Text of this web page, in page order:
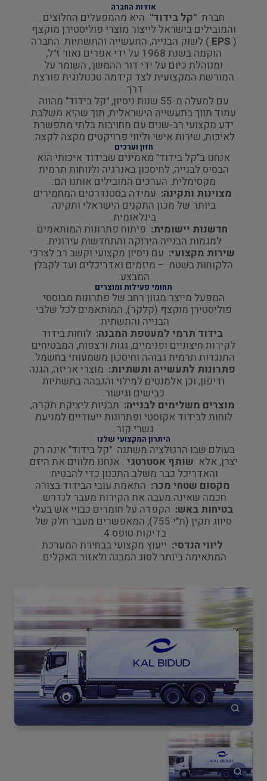
אודות החברה
חברת "קל בידוד" היא מהמפעלים החלוצים
והמובילים בישראל לייצור מוצרי פוליסטירן מוקצף
(
EPS ) לשוק הבנייה, התעשייה והתשתיות. החברה
הוקמה בשנת 1968 על ידי אפרים נאור ז"ל,
ומנוהלת כיום על ידי דור ההמשך, השומר על
המורשת המקצועית לצד קידמה טכנולוגית פורצת
דרך.
עם למעלה מ-55 שנות ניסיון, "קל בידוד" מהווה
עמוד תווך בתעשייה הישראלית, תוך שהיא משלבת
ידע מקצועי רב-שנים עם מחויבות בלתי מתפשרת
לאיכות, שירות אישי וליווי פרויקטים מקצה לקצה.
חזון וערכים
אנחנו ב"קל בידוד" מאמינים שבידוד איכותי הוא
הבסיס לבנייה, לחיסכון באנרגיה ולנוחות תרמית
מקסימלית. הערכים המובילים אותנו הם:
מצוינות ותקינה: עמידה בסטנדרטים המחמירים
ביותר של מכון התקנים הישראלי ותקינה
בינלאומית.
חדשנות יישומית: פיתוח פתרונות המותאמים
למגמות הבנייה הירוקה והתחדשות עירונית.
שירות מקצועי: עם ניסיון מקצועי וקשב רב לצרכי
הלקוחות בשטח – מיזמים ואדריכלים ועד לקבלן
המבצע.
תחומי פעילות ומוצרים
המפעל מייצר מגוון רחב של פתרונות מבוססי
פוליסטירן מוקצף (קלקר), המותאמים לכל שלבי
הבנייה והתשתית:
בידוד תרמי למעטפת המבנה: לוחות בידוד
לקירות חיצוניים ופנימיים, גגות ורצפות, המבטיחים
התנגדות תרמית גבוהה וחיסכון משמעותי בחשמל.
פתרונות לתעשייה ותשתיות: מוצרי אריזה, הגנה
ודיפון, וכן אלמנטים למילוי והגבהה בתשתיות
כבישים וגישור.
מוצרים משלימים לבנייה: תבניות ליציקת תקרה,
לוחות לבידוד אקוסטי ופתרונות ייעודיים למניעת
גשרי קור.
היתרון המקצועי שלנו
בעולם שבו הרגולציה משתנה "קל בידוד" אינה רק
יצרן, אלא שותף אסטרטגי . אנחנו מלווים את היזם
והאדריכל כבר משלב התכנון כדי להבטיח:
מקסום שטחי מכר: התאמת עובי הבידוד בצורה
חכמה שאינה מעבה את הקירות מעבר לנדרש.
בטיחות באש: הקפדה על חומרים כבויי אש בעלי
סיווג תקין (ת"י 755), המאפשרים מעבר חלק של
בדיקות טופס 4.
ליווי הנדסי: ייעוץ מקצועי בבחירת המערכת
המתאימה ביותר לסוג המבנה ולאזור האקלים.